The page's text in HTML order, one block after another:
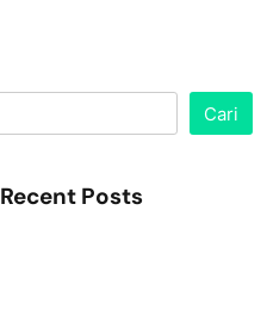
Cari
Recent Posts